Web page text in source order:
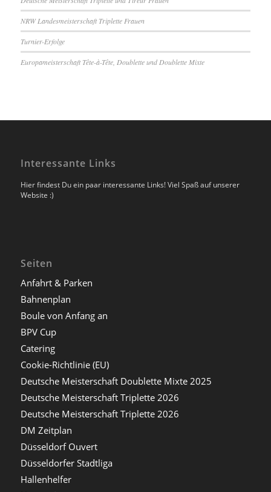
NRW Landesmeisterschaft Triplette Frauen
Turnier-Erfolge
Europameisterschaft Tête-à-Tête, Doublette und Doublette Mixte
Interessante Links
Hier findest Du ein paar interessante Links! Viel Spaß auf unserer
Website :)
Seiten
Anfahrt & Parken
Bahnenplan
Boule von Anfang an
BPV Cup
Catering
Cookie-Richtlinie (EU)
Deutsche Meisterschaft Doublette Mixte 2025
Deutsche Meisterschaft Triplette 2026
Deutsche Meisterschaft Triplette 2026
DM Zeitplan
Düsseldorf Ouvert
Düsseldorfer Stadtliga
Hallenhelfer